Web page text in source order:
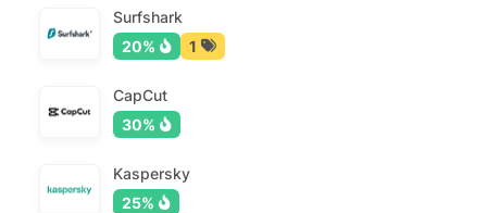
Surfshark
20%
1
CapCut
30%
Kaspersky
25%